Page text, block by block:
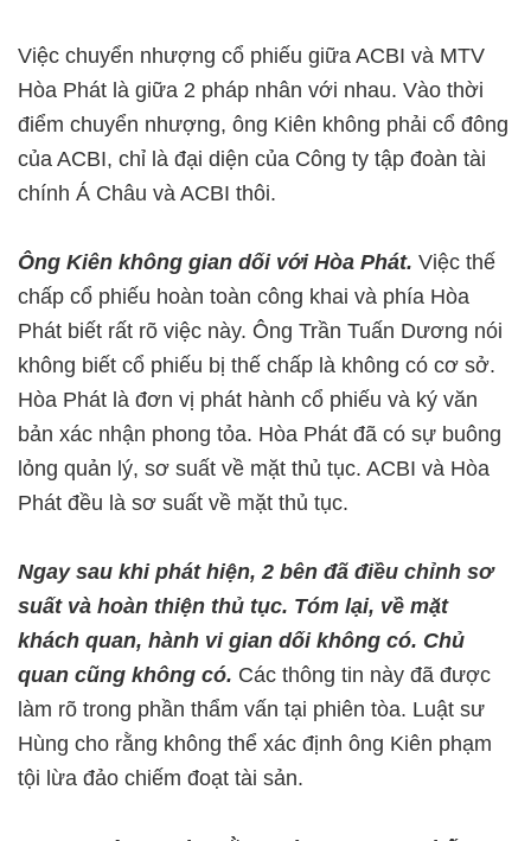
Việc chuyển nhượng cổ phiếu giữa ACBI và MTV
Hòa Phát là giữa 2 pháp nhân với nhau. Vào thời
điểm chuyển nhượng, ông Kiên không phải cổ đông
của ACBI, chỉ là đại diện của Công ty tập đoàn tài
chính Á Châu và ACBI thôi.
Ông Kiên không gian dối với Hòa Phát. Việc thế
chấp cổ phiếu hoàn toàn công khai và phía Hòa
Phát biết rất rõ việc này. Ông Trần Tuấn Dương nói
không biết cổ phiếu bị thế chấp là không có cơ sở.
Hòa Phát là đơn vị phát hành cổ phiếu và ký văn
bản xác nhận phong tỏa. Hòa Phát đã có sự buông
lỏng quản lý, sơ suất về mặt thủ tục. ACBI và Hòa
Phát đều là sơ suất về mặt thủ tục.
Ngay sau khi phát hiện, 2 bên đã điều chỉnh sơ
suất và hoàn thiện thủ tục. Tóm lại, về mặt
khách quan, hành vi gian dối không có. Chủ
quan cũng không có. Các thông tin này đã được
làm rõ trong phần thẩm vấn tại phiên tòa. Luật sư
Hùng cho rằng không thể xác định ông Kiên phạm
tội lừa đảo chiếm đoạt tài sản.